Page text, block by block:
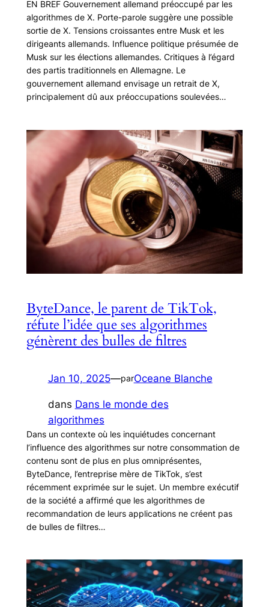
EN BREF Gouvernement allemand préoccupé par les
algorithmes de X. Porte-parole suggère une possible
sortie de X. Tensions croissantes entre Musk et les
dirigeants allemands. Influence politique présumée de
Musk sur les élections allemandes. Critiques à l’égard
des partis traditionnels en Allemagne. Le
gouvernement allemand envisage un retrait de X,
principalement dû aux préoccupations soulevées…
ByteDance, le parent de TikTok,
réfute l’idée que ses algorithmes
génèrent des bulles de filtres
Jan 10, 2025—parOceane Blanche
dans Dans le monde des
algorithmes
Dans un contexte où les inquiétudes concernant
l’influence des algorithmes sur notre consommation de
contenu sont de plus en plus omniprésentes,
ByteDance, l’entreprise mère de TikTok, s’est
récemment exprimée sur le sujet. Un membre exécutif
de la société a affirmé que les algorithmes de
recommandation de leurs applications ne créent pas
de bulles de filtres…